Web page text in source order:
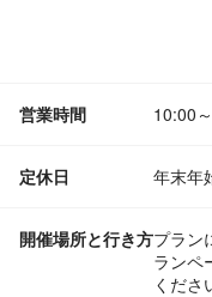
営業時間 10:00
定休日 年末年
開催場所と行き方プラン
ランペ
くださ